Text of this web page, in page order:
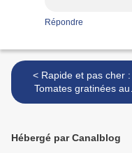
Répondre
< Rapide et pas cher :
Tomates gratinées au
Comté et chorizo
Hébergé par Canalblog